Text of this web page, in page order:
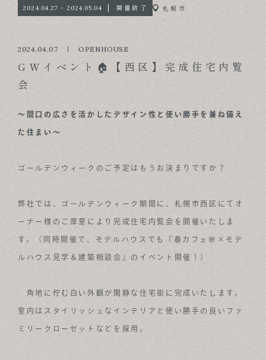
MODEL HOUSE
NEWS & OPENHOUSE
FOR BUSINESS
CONTACT
2024.04.27 - 2024.05.04 開催終了 札幌市
2024.04.07 OPENHOUSE
GWイベント🏠【西区】完成住宅内覧
会
～間口の広さを活かしたデザイン性と使い勝手を兼ね備え
た住まい～
ゴールデンウィークのご予定はもうお決まりですか？
弊社では、ゴールデンウィーク期間に、札幌市西区にてオ
ーナー様のご厚意により完成住宅内覧会を開催いたしま
す。（同時開催で、モデルハウスでも『春カフェ🌸×モデ
ルハウス見学＆建築相談会』のイベント開催！）
角地に佇む白い外観が閑静な住宅街に完成いたします。
室内はスタイリッシュなインテリアと使い勝手の良いファ
ミリークローゼットなどを採用。